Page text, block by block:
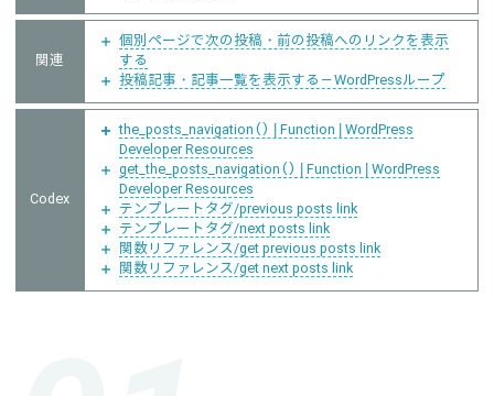
関連
個別ページで次の投稿・前の投稿へのリンクを表示
する
投稿記事・記事一覧を表示する－WordPressループ
Codex
the_posts_navigation() | Function | WordPress
Developer Resources
get_the_posts_navigation() | Function | WordPress
Developer Resources
テンプレートタグ/previous posts link
テンプレートタグ/next posts link
関数リファレンス/get previous posts link
関数リファレンス/get next posts link